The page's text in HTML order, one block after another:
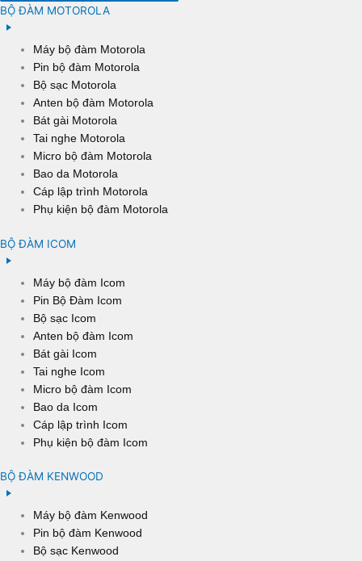
BỘ ĐÀM MOTOROLA
Máy bộ đàm Motorola
Pin bộ đàm Motorola
Bộ sạc Motorola
Anten bộ đàm Motorola
Bát gài Motorola
Tai nghe Motorola
Micro bộ đàm Motorola
Bao da Motorola
Cáp lập trình Motorola
Phụ kiện bộ đàm Motorola
BỘ ĐÀM ICOM
Máy bộ đàm Icom
Pin Bộ Đàm Icom
Bộ sạc Icom
Anten bộ đàm Icom
Bát gài Icom
Tai nghe Icom
Micro bộ đàm Icom
Bao da Icom
Cáp lập trình Icom
Phụ kiện bộ đàm Icom
BỘ ĐÀM KENWOOD
Máy bộ đàm Kenwood
Pin bộ đàm Kenwood
Bộ sạc Kenwood